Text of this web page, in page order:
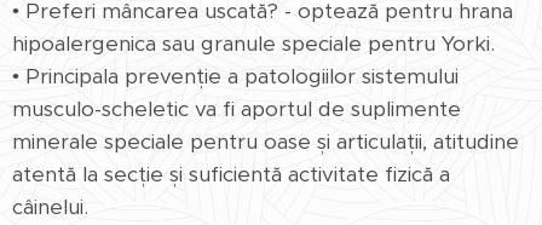
• Preferi mâncarea uscată? - optează pentru hrana
hipoalergenica sau granule speciale pentru Yorki.
• Principala prevenție a patologiilor sistemului
musculo-scheletic va fi aportul de suplimente
minerale speciale pentru oase și articulații, atitudine
atentă la secție și suficientă activitate fizică a
câinelui.